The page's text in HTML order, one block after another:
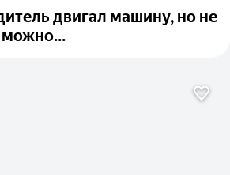
двигал машину, но не
можно...